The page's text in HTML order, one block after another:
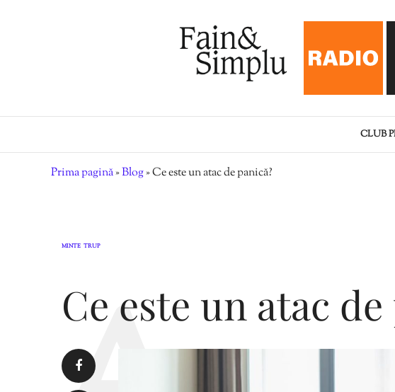
CLUB
Prima pagină»Blog»Ce este un atac de panică?
MINTE TRUP
Ce este un atac